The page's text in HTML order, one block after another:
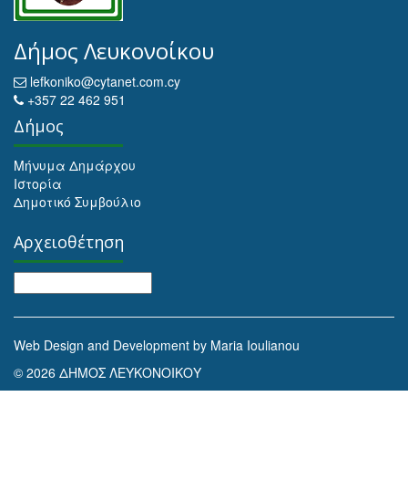
Δήμος Λευκονοίκου
lefkoniko@cytanet.com.cy
+357 22 462 951
Δήμος
Μήνυμα Δημάρχου
Ιστορία
Δημοτικό Συμβούλιο
Αρχειοθέτηση
Web Design and Development by Maria Ioulianou
© 2026 ΔΗΜΟΣ ΛΕΥΚΟΝΟΙΚΟΥ